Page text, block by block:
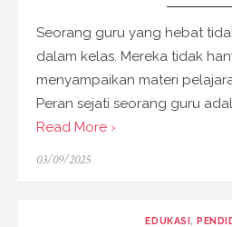
Seorang guru yang hebat
dalam kelas. Mereka tidak
menyampaikan materi
Peran sejati seorang guru
Read More ›
Posted
03/09/2025
EDUKASI,